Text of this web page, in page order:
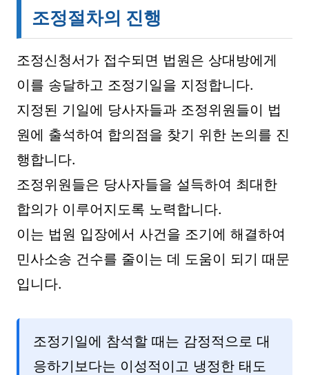
조정절차의 진행
조정신청서가 접수되면 법원은 상대방에게
이를 송달하고 조정기일을 지정합니다.
지정된 기일에 당사자들과 조정위원들이 법
원에 출석하여 합의점을 찾기 위한 논의를 진
행합니다.
조정위원들은 당사자들을 설득하여 최대한
합의가 이루어지도록 노력합니다.
이는 법원 입장에서 사건을 조기에 해결하여
민사소송 건수를 줄이는 데 도움이 되기 때문
입니다.
조정기일에 참석할 때는 감정적으로 대
응하기보다는 이성적이고 냉정한 태도